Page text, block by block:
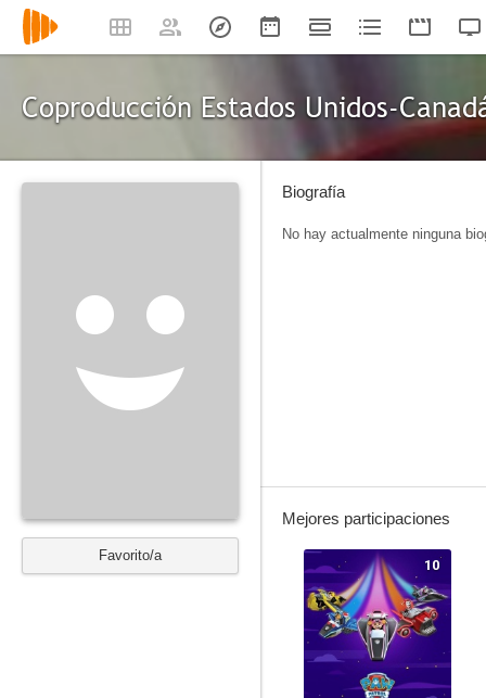
Coproducción Estados Unidos-
Favorito/a
Biografía
No hay actualmente ninguna
Mejores participaciones
10